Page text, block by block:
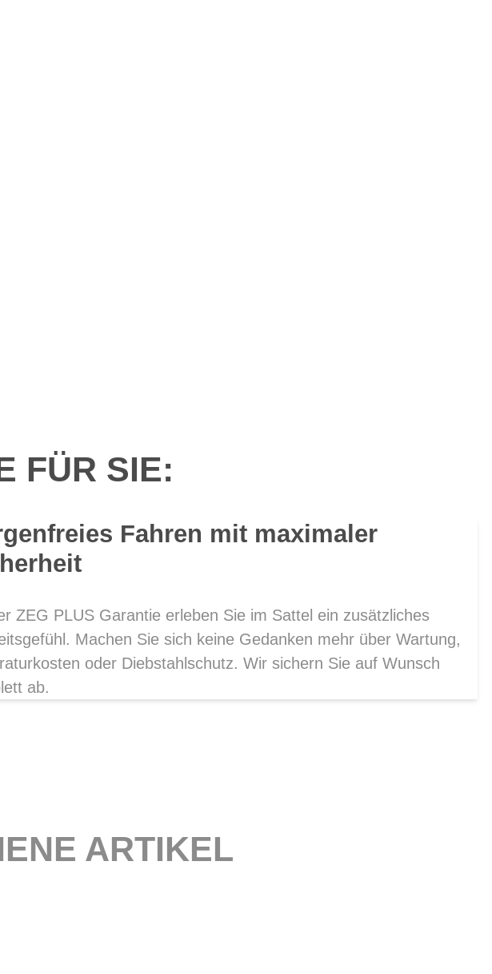
FÜR SIE:
Fahren mit maximaler
ZEG PLUS Garantie erleben Sie im Sattel ein zusätzliches
Machen Sie sich keine Gedanken mehr über Wartung,
oder Diebstahlschutz. Wir sichern Sie auf Wunsch
ab.
ARTIKEL